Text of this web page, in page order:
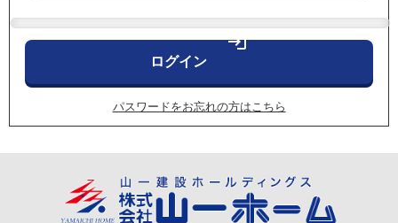
login
パスワードをお忘れの方はこちら